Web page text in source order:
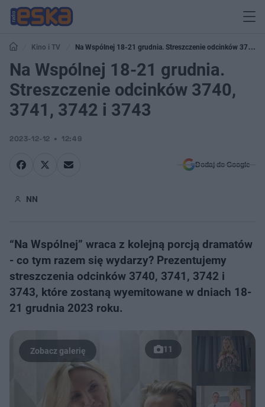
Kino i TV
Na Wspólnej 18-21 grudnia. Streszczenie odcinków 3740,
3741, 3742 i 3743
Na Wspólnej 18-21 grudnia.
Streszczenie odcinków 3740,
3741, 3742 i 3743
2023-12-12 12:49
Dodaj do Google
NN
“Na Wspólnej” wraca z kolejną porcją dramatów
- co tym razem się wydarzy? Prezentujemy
streszczenia odcinków 3740, 3741, 3742 i
3743, które zostaną wyemitowane w dniach 18-
21 grudnia 2023 roku.
11